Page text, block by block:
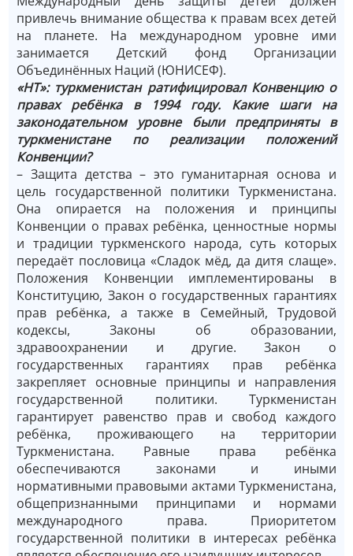
привлечь внимание общества к правам всех детей
на планете. На международном уровне ими
занимается Детский фонд Организации
Объединённых Наций (ЮНИСЕФ).
«НТ»: туркменистан ратифицировал Конвенцию о
правах ребёнка в 1994 году. Какие шаги на
законодательном уровне были предприняты в
туркменистане по реализации положений
Конвенции?
– Защита детства – это гуманитарная основа и
цель государственной политики Туркменистана.
Она опирается на положения и принципы
Конвенции о правах ребёнка, ценностные нормы
и традиции туркменского народа, суть которых
передаёт пословица «Сладок мёд, да дитя слаще».
Положения Конвенции имплементированы в
Конституцию, Закон о государственных гарантиях
прав ребёнка, а также в Семейный, Трудовой
кодексы, Законы об образовании,
здравоохранении и другие. Закон о
государственных гарантиях прав ребёнка
закрепляет основные принципы и направления
государственной политики. Туркменистан
гарантирует равенство прав и свобод каждого
ребёнка, проживающего на территории
Туркменистана. Равные права ребёнка
обеспечиваются законами и иными
нормативными правовыми актами Туркменистана,
общепризнанными принципами и нормами
международного права. Приоритетом
государственной политики в интересах ребёнка